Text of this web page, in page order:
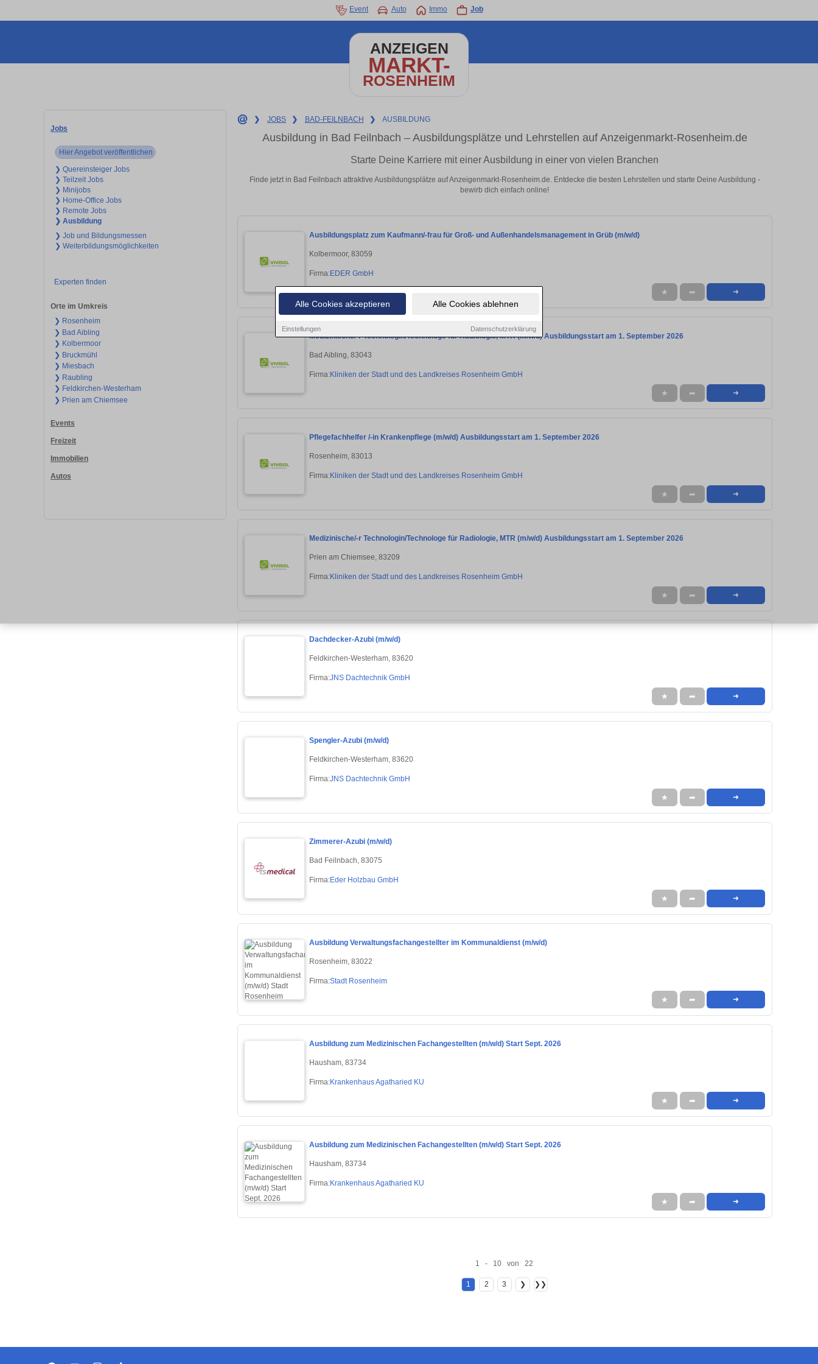
Alle Cookies akzeptieren Alle Cookies ablehnen
Einstellungen Datenschutzerklärung
Event Auto Immo Job
ANZEIGEN
MARKT-
ROSENHEIM
Jobs
Hier Angebot veröffentlichen
❯ Quereinsteiger Jobs
❯ Teilzeit Jobs
❯ Minijobs
❯ Home-Office Jobs
❯ Remote Jobs
❯ Ausbildung
❯ Job und Bildungsmessen
❯ Weiterbildungsmöglichkeiten
Experten finden
Orte im Umkreis
❯ Rosenheim
❯ Bad Aibling
❯ Kolbermoor
❯ Bruckmühl
❯ Miesbach
❯ Raubling
❯ Feldkirchen-Westerham
❯ Prien am Chiemsee
Events
Freizeit
Immobilien
Autos
❯ JOBS ❯ BAD-FEILNBACH ❯ AUSBILDUNG
Ausbildung in Bad Feilnbach – Ausbildungsplätze und Lehrstellen auf Anzeigenmarkt-Rosenheim.de
Starte Deine Karriere mit einer Ausbildung in einer von vielen Branchen
Finde jetzt in Bad Feilnbach attraktive Ausbildungsplätze auf Anzeigenmarkt-Rosenheim.de. Entdecke die besten Lehrstellen und starte Deine Ausbildung -
bewirb dich einfach online!
Ausbildungsplatz zum Kaufmann/-frau für Groß- und Außenhandelsmanagement in Grüb (m/w/d)
Kolbermoor, 83059
Firma:EDER GmbH
★ ➦ ➜
Medizinische/-r Technologin/Technologe für Radiologie, MTR (m/w/d) Ausbildungsstart am 1. September 2026
Bad Aibling, 83043
Firma:Kliniken der Stadt und des Landkreises Rosenheim GmbH
★ ➦ ➜
Pflegefachhelfer /-in Krankenpflege (m/w/d) Ausbildungsstart am 1. September 2026
Rosenheim, 83013
Firma:Kliniken der Stadt und des Landkreises Rosenheim GmbH
★ ➦ ➜
Medizinische/-r Technologin/Technologe für Radiologie, MTR (m/w/d) Ausbildungsstart am 1. September 2026
Prien am Chiemsee, 83209
Firma:Kliniken der Stadt und des Landkreises Rosenheim GmbH
★ ➦ ➜
Dachdecker-Azubi (m/w/d)
Feldkirchen-Westerham, 83620
Firma:JNS Dachtechnik GmbH
★ ➦ ➜
Spengler-Azubi (m/w/d)
Feldkirchen-Westerham, 83620
Firma:JNS Dachtechnik GmbH
★ ➦ ➜
Zimmerer-Azubi (m/w/d)
Bad Feilnbach, 83075
Firma:Eder Holzbau GmbH
★ ➦ ➜
Ausbildung Verwaltungsfachangestellter im Kommunaldienst (m/w/d)
Rosenheim, 83022
Firma:Stadt Rosenheim
★ ➦ ➜
Ausbildung zum Medizinischen Fachangestellten (m/w/d) Start Sept. 2026
Hausham, 83734
Firma:Krankenhaus Agatharied KU
★ ➦ ➜
Ausbildung zum Medizinischen Fachangestellten (m/w/d) Start Sept. 2026
Hausham, 83734
Firma:Krankenhaus Agatharied KU
★ ➦ ➜
1 - 10 von 22
1 2 3 ❯ ❯❯